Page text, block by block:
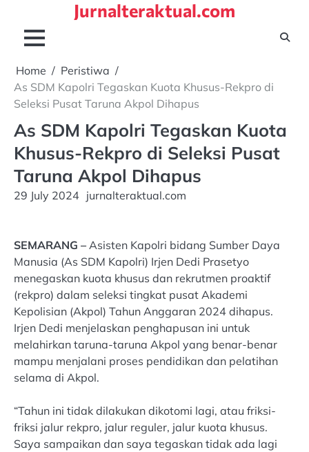
content
Jurnalteraktual.com
Home
Peristiwa
As SDM Kapolri Tegaskan Kuota Khusus-Rekpro di
Seleksi Pusat Taruna Akpol Dihapus
As SDM Kapolri Tegaskan Kuota
Khusus-Rekpro di Seleksi Pusat
Taruna Akpol Dihapus
29 July 2024 jurnalteraktual.com
SEMARANG –Asisten Kapolri bidang Sumber Daya
Manusia (As SDM Kapolri) Irjen Dedi Prasetyo
menegaskan kuota khusus dan rekrutmen proaktif
(rekpro) dalam seleksi tingkat pusat Akademi
Kepolisian (Akpol) Tahun Anggaran 2024 dihapus.
Irjen Dedi menjelaskan penghapusan ini untuk
melahirkan taruna-taruna Akpol yang benar-benar
mampu menjalani proses pendidikan dan pelatihan
selama di Akpol.
“Tahun ini tidak dilakukan dikotomi lagi, atau friksi-
friksi jalur rekpro, jalur reguler, jalur kuota khusus.
Saya sampaikan dan saya tegaskan tidak ada lagi